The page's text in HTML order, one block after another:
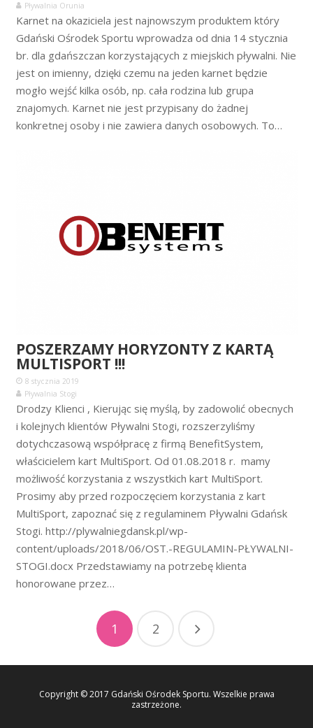
Pływalnia Orunia
Karnet na okaziciela jest najnowszym produktem który
Gdański Ośrodek Sportu wprowadza od dnia 14 stycznia
br. dla gdańszczan korzystających z miejskich pływalni. Nie
jest on imienny, dzięki czemu na jeden karnet będzie
mogło wejść kilka osób, np. cała rodzina lub grupa
znajomych. Karnet nie jest przypisany do żadnej
konkretnej osoby i nie zawiera danych osobowych. To…
POSZERZAMY HORYZONTY Z KARTĄ
MULTISPORT !!!
8 stycznia 2019
Pływalnia Stogi
Drodzy Klienci , Kierując się myślą, by zadowolić obecnych
i kolejnych klientów Pływalni Stogi, rozszerzyliśmy
dotychczasową współpracę z firmą BenefitSystem,
właścicielem kart MultiSport. Od 01.08.2018 r. mamy
możliwość korzystania z wszystkich kart MultiSport.
Prosimy aby przed rozpoczęciem korzystania z kart
MultiSport, zapoznać się z regulaminem Pływalni Gdańsk
Stogi. http://plywalniegdansk.pl/wp-
content/uploads/2018/06/OST.-REGULAMIN-PŁYWALNI-
STOGI.docx Przedstawiamy na potrzebę klienta
honorowane przez…
1 2
Copyright © 2017 Gdański Ośrodek Sportu. Wszelkie prawa
zastrzeżone.